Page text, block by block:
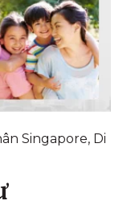
Singapore, Di